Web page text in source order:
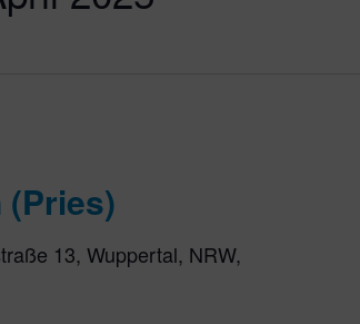
13, Wuppertal, NRW,